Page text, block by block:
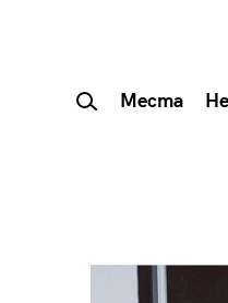
Места